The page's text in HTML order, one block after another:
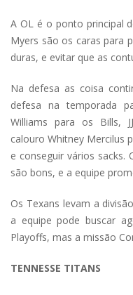
A OL é o ponto principal
Myers são os caras para
duras, e evitar que as
Na defesa as coisa
defesa na temporada
Williams para os Bills,
calouro Whitney Mercilus
e conseguir vários sacks.
são bons, e a equipe
Os Texans levam a
a equipe pode buscar
Playoffs, mas a missão
TENNESSE TITANS